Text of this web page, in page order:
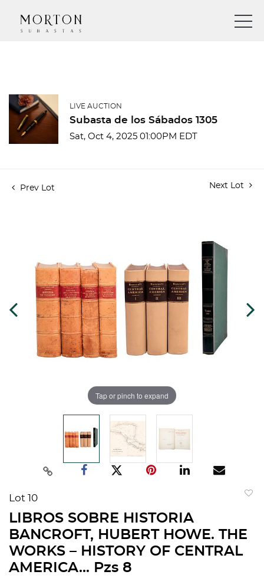
LIVE AUCTION
Subasta de los Sábados 1305
Sat, Oct 4, 2025 01:00PM EDT
Prev Lot Next Lot
Tap or pinch to expand
Lot 10
LIBROS SOBRE HISTORIA
BANCROFT, HUBERT HOWE. THE
WORKS – HISTORY OF CENTRAL
AMERICA... Pzs 8